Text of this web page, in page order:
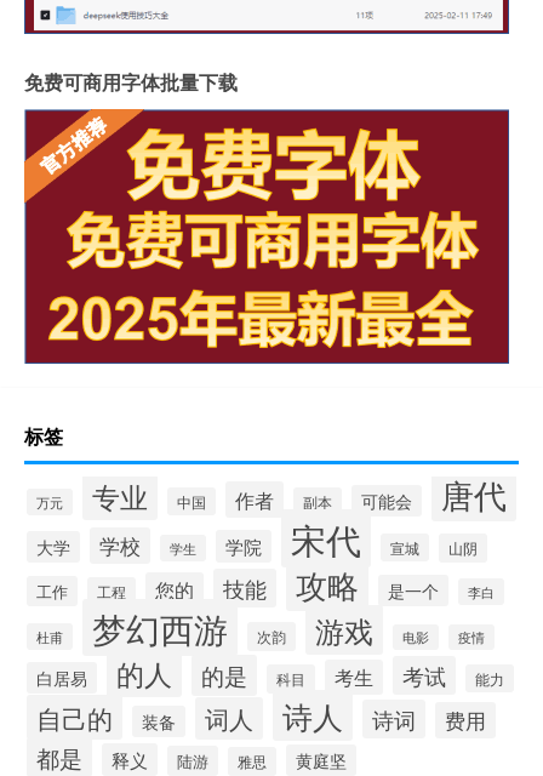
免费可商用字体批量下载
标签
万元 专业 中国 作者 副本 可能会 唐代
大学 学校 学生 学院 宋代 宣城 山阴
工作 工程 您的 技能 攻略 是一个 李白
杜甫 梦幻西游 次韵 游戏 电影 疫情
白居易 的人 的是 科目 考生 考试 能力
自己的 装备 词人 诗人 诗词 费用
都是 释义 陆游 雅思 黄庭坚